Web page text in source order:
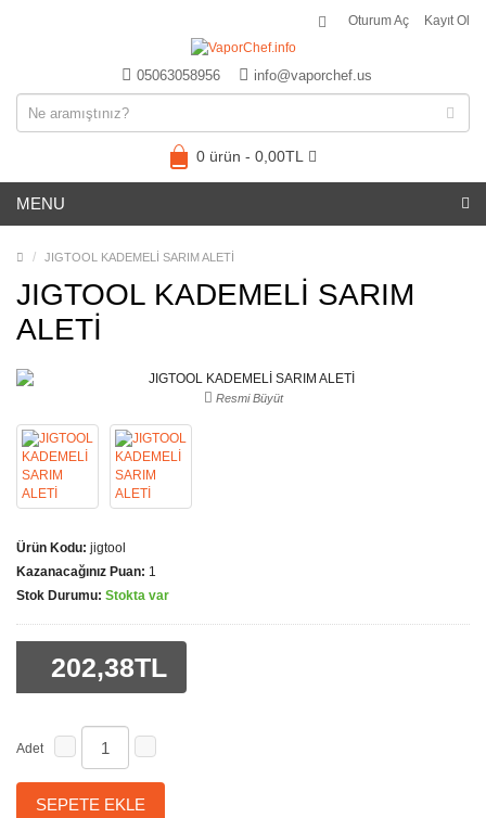
Oturum Aç Kayıt Ol
05063058956 info@vaporchef.us
0 ürün - 0,00TL
MENU
JIGTOOL KADEMELİ SARIM ALETİ
JIGTOOL KADEMELİ SARIM
ALETİ
Resmi Büyüt
Ürün Kodu: jigtool
Kazanacağınız Puan: 1
Stok Durumu: Stokta var
202,38TL
Adet
SEPETE EKLE